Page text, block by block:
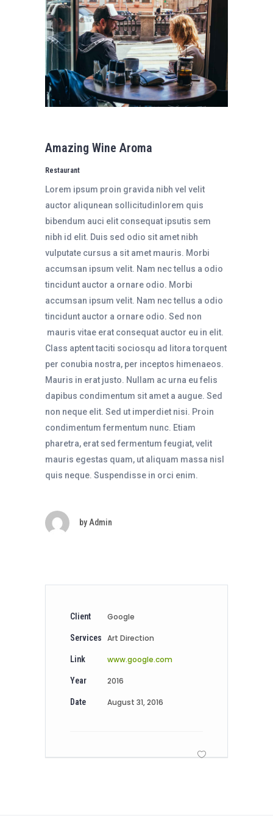
Amazing Wine Aroma
Restaurant
Lorem ipsum proin gravida nibh vel velit
auctor aliqunean sollicitudinlorem quis
bibendum auci elit consequat ipsutis sem
nibh id elit. Duis sed odio sit amet nibh
vulputate cursus a sit amet mauris. Morbi
accumsan ipsum velit. Nam nec tellus a odio
tincidunt auctor a ornare odio. Morbi
accumsan ipsum velit. Nam nec tellus a odio
tincidunt auctor a ornare odio. Sed non
mauris vitae erat consequat auctor eu in elit.
Class aptent taciti sociosqu ad litora torquent
per conubia nostra, per inceptos himenaeos.
Mauris in erat justo. Nullam ac urna eu felis
dapibus condimentum sit amet a augue. Sed
non neque elit. Sed ut imperdiet nisi. Proin
condimentum fermentum nunc. Etiam
pharetra, erat sed fermentum feugiat, velit
mauris egestas quam, ut aliquam massa nisl
quis neque. Suspendisse in orci enim.
by Admin
Client Google
Services Art Direction
Link www.google.com
Year 2016
Date August 31, 2016